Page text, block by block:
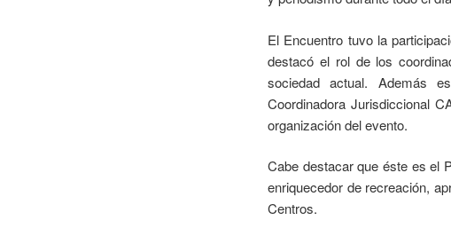
El Encuentro tuvo la
destacó el rol de los
sociedad actual. Además
Coordinadora Jurisdiccional
organización del evento.
Cabe destacar que éste es el
enriquecedor de recreación,
Centros.